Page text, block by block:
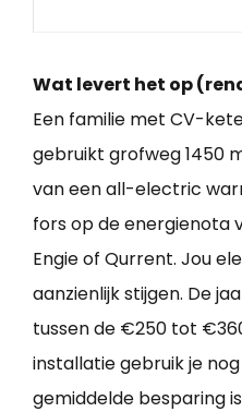
Wat levert het op
Een familie met CV-
gebruikt grofweg 1450
van een all-electric
fors op de energienota
Engie of Qurrent. Jou
aanzienlijk stijgen. De
tussen de €250 tot
installatie gebruik je
gemiddelde besparing